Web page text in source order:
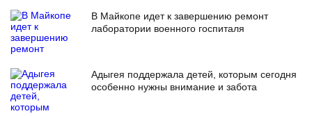
В Майкопе идет к завершению ремонт
лаборатории военного госпиталя
Адыгея поддержала детей, которым сегодня
особенно нужны внимание и забота